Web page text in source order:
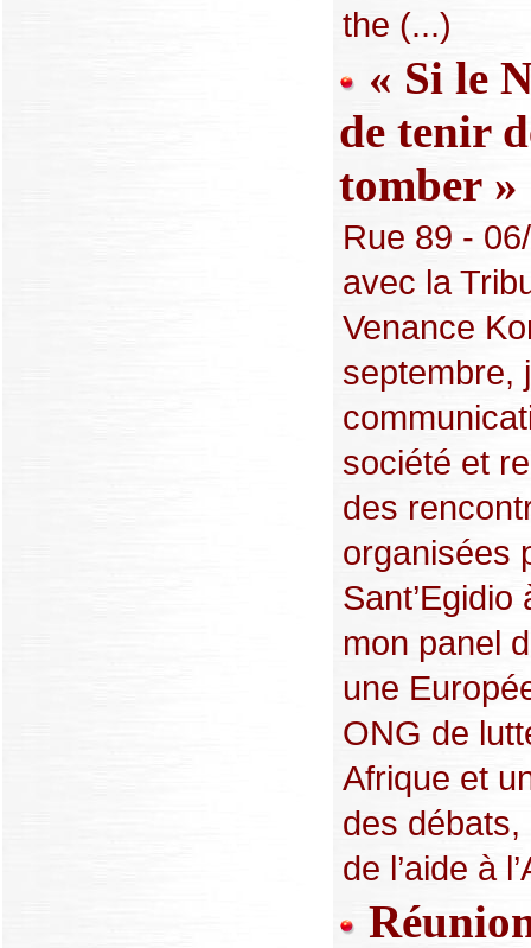
the (...)
« Si le
de tenir
tomber »
Rue 89 -
avec la
Venance
septembre,
société et
des
organisées
mon panel
une
ONG de
Afrique et
des débats,
de l’aide à